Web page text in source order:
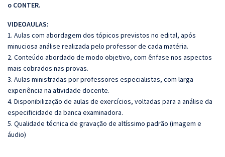
o CONTER.
VIDEOAULAS:
1. Aulas com abordagem dos tópicos previstos no edital, após
minuciosa análise realizada pelo professor de cada matéria.
2. Conteúdo abordado de modo objetivo, com ênfase nos aspectos
mais cobrados nas provas.
3. Aulas ministradas por professores especialistas, com larga
experiência na atividade docente.
4. Disponibilização de aulas de exercícios, voltadas para a análise da
especificidade da banca examinadora.
5. Qualidade técnica de gravação de altíssimo padrão (imagem e
áudio)